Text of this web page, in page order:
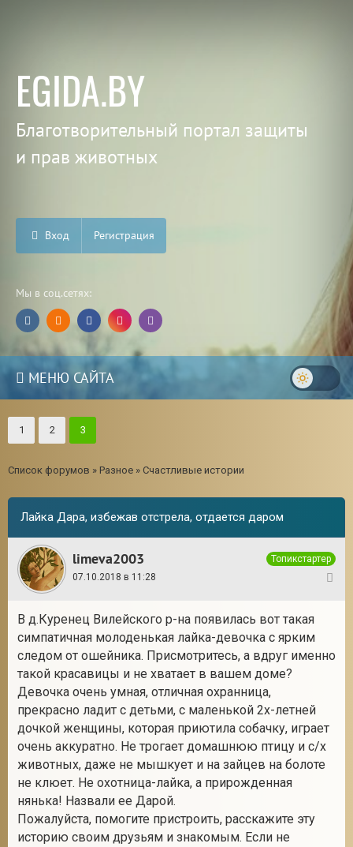
EGIDA.BY
Благотворительный портал защиты
и прав животных
Вход Регистрация
Мы в соц.сетях:
МЕНЮ САЙТА
1 2 3
Список форумов » Разное » Счастливые истории
Лайка Дара, избежав отстрела, отдается даром
limeva2003
Топикстартер
07.10.2018 в 11:28
В д.Куренец Вилейского р-на появилась вот такая
симпатичная молоденькая лайка-девочка с ярким
следом от ошейника. Присмотритесь, а вдруг именно
такой красавицы и не хватает в вашем доме?
Девочка очень умная, отличная охранница,
прекрасно ладит с детьми, с маленькой 2х-летней
дочкой женщины, которая приютила собачку, играет
очень аккуратно. Не трогает домашнюю птицу и с/х
животных, даже не мышкует и на зайцев на болоте
не клюет. Не охотница-лайка, а прирожденная
нянька! Назвали ее Дарой.
Пожалуйста, помогите пристроить, расскажите эту
историю своим друзьям и знакомым. Если не